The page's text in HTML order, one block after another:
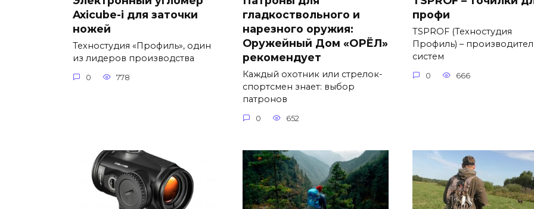
Axicube-i для заточки
ножей
Техностудия «Профиль», один
из лидеров производства
0 778
гладкоствольного и
нарезного оружия:
Оружейный Дом «ОРЁЛ»
рекомендует
Каждый охотник или стрелок-
спортсмен знает: выбор
патронов
0 652
профи
TSPROF (Техностудия
Профиль) –
систем
0 666